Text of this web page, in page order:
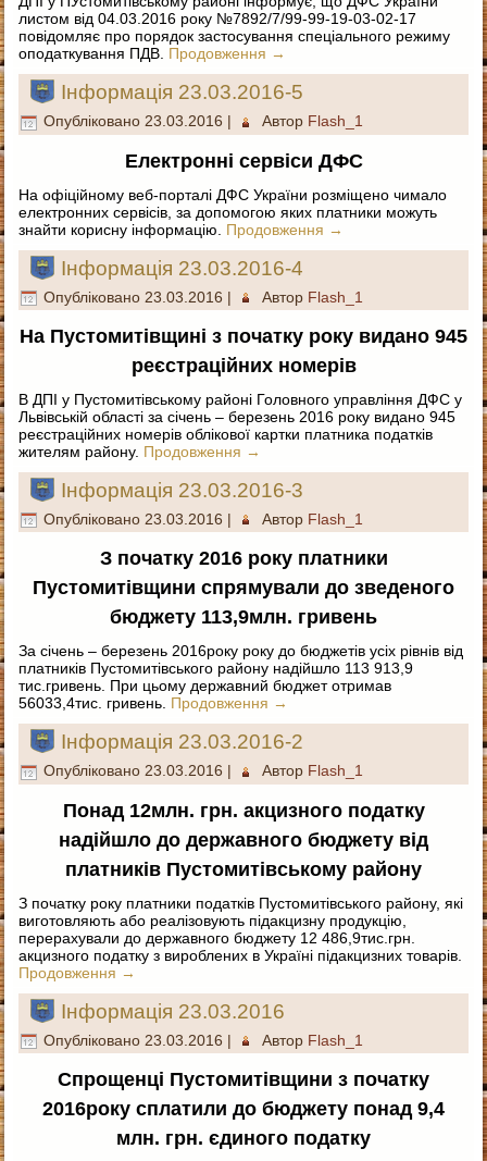
листом від 04.03.2016 року №7892/7/99-99-19-03-02-17
повідомляє про порядок застосування спеціального режиму
оподаткування ПДВ. Продовження →
Інформація 23.03.2016-5
Опубліковано 23.03.2016 | Автор Flash_1
Електронні сервіси ДФС
На офіційному веб-порталі ДФС України розміщено чимало
електронних сервісів, за допомогою яких платники можуть
знайти корисну інформацію.
Продовження →
Інформація 23.03.2016-4
Опубліковано 23.03.2016 | Автор Flash_1
На Пустомитівщині з початку року видано 945
реєстраційних номерів
В ДПІ у Пустомитівському районі Головного управління ДФС у
Львівській області за січень – березень 2016 року видано 945
реєстраційних номерів облікової картки платника податків
жителям району. Продовження →
Інформація 23.03.2016-3
Опубліковано 23.03.2016 | Автор Flash_1
З початку 2016 року платники
Пустомитівщини спрямували до зведеного
бюджету 113,9млн. гривень
За січень – березень 2016року року до бюджетів усіх рівнів від
платників Пустомитівського району надійшло 113 913,9
тис.гривень. При цьому державний бюджет отримав
56033,4тис. гривень. Продовження →
Інформація 23.03.2016-2
Опубліковано 23.03.2016 | Автор Flash_1
Понад 12млн. грн. акцизного податку
надійшло до державного бюджету від
платників Пустомитівському району
З початку року платники податків Пустомитівського району, які
виготовляють або реалізовують підакцизну продукцію,
перерахували до державного бюджету 12 486,9тис.грн.
акцизного податку з вироблених в Україні підакцизних товарів.
Продовження →
Інформація 23.03.2016
Опубліковано 23.03.2016 | Автор Flash_1
Спрощенці Пустомитівщини з початку
2016року сплатили до бюджету понад 9,4
млн. грн. єдиного податку